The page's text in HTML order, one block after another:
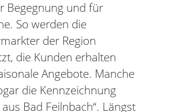
Begegnung und für
So werden die
der Region
die Kunden erhalten
Angebote. Manche
die Kennzeichnung
Bad Feilnbach“. Längst